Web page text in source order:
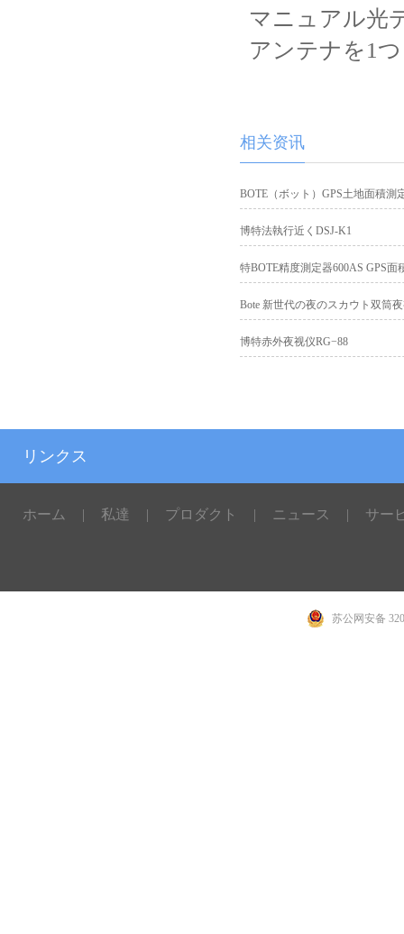
マニュアル光
アンテナを1つ
相关资讯
BOTE（ボット）GPS土地面積測
博特法執行近くDSJ-K1
特BOTE精度測定器600AS GPS面
Bote 新世代の夜のスカウト双筒
博特赤外夜视仪RG−88
リンクス
ホーム | 私達 | プロダクト | ニュース | サー
苏公网安备